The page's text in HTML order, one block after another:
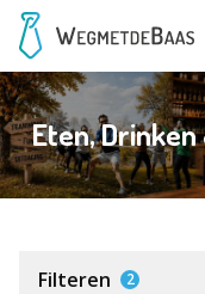
Eten,
Filteren 2